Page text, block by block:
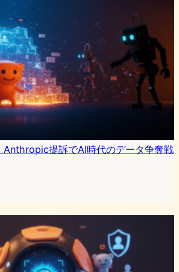
提訴でAI時代のデータ争奪戦